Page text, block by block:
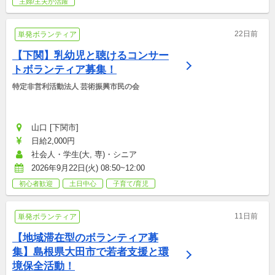
単発ボランティア 22日前
【下関】乳幼児と聴けるコンサー
トボランティア募集！
特定非営利活動法人 芸術振興市民の会
山口 [下関市]
日給2,000円
社会人・学生(大, 専)・シニア
2026年9月22日(火) 08:50~12:00
初心者歓迎 土日中心 子育て/育児
単発ボランティア 11日前
【地域滞在型のボランティア募
集】島根県大田市で若者支援と環
境保全活動！